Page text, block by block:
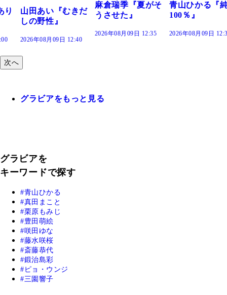
山田あい『むきだ
しの野性』
2026年08月09日 12:40
麻倉瑞季『夏がそ
うさせた』
2026年08月09日 12:35
青山ひかる『
100％』
2026年08月09日
り
次へ
グラビアをもっと見る
グラビアを
キーワードで探す
青山ひかる
真田まこと
栗原もみじ
豊田萌絵
咲田ゆな
藤水咲桜
斎藤恭代
鍛治島彩
ピョ・ウンジ
三園響子